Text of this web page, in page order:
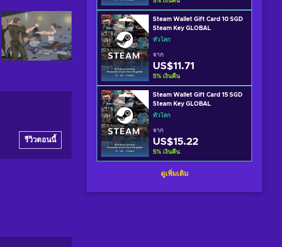
Steam Wallet Gift Card 10 SGD
Steam Key GLOBAL
ทั่วโลก
จาก
US$11.71
5% เงินคืน
Steam Wallet Gift Card 15 SGD
Steam Key GLOBAL
ทั่วโลก
จาก
US$15.22
5% เงินคืน
ดูเพิ่มเติม
รีวิวตอนนี้